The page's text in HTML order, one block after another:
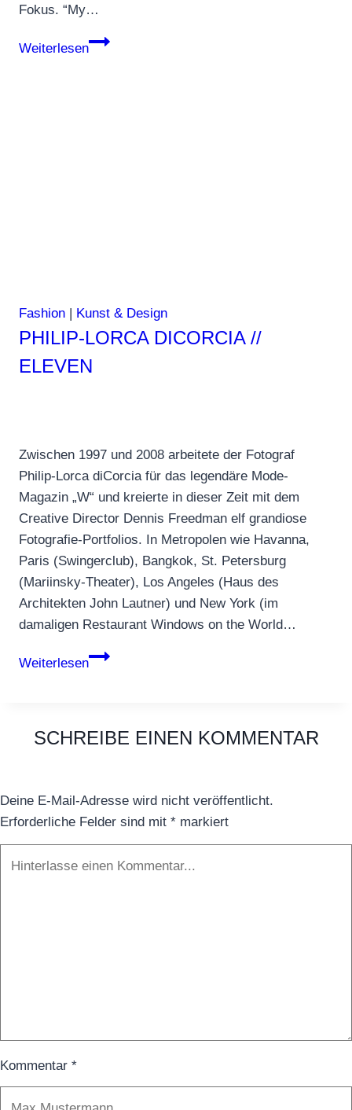
Fokus. “My…
Weiterlesen
Marc
Fashion | Kunst & Design
PHILIP-LORCA DICORCIA //
ELEVEN
Zwischen 1997 und 2008 arbeitete der Fotograf
Philip-Lorca diCorcia für das legendäre Mode-
Magazin „W“ und kreierte in dieser Zeit mit dem
Creative Director Dennis Freedman elf grandiose
Fotografie-Portfolios. In Metropolen wie Havanna,
Paris (Swingerclub), Bangkok, St. Petersburg
(Mariinsky-Theater), Los Angeles (Haus des
Architekten John Lautner) und New York (im
damaligen Restaurant Windows on the World…
Weiterlesen
Philip-
Eleven
SCHREIBE EINEN KOMMENTAR
Deine E-Mail-Adresse wird nicht veröffentlicht.
Erforderliche Felder sind mit * markiert
Kommentar *